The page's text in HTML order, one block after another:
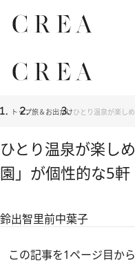
トップ旅＆お出かけひとり温泉が楽し
ひとり温泉が楽し
園」が個性的な5軒
鈴出智里前中葉子
この記事を1ページ目か